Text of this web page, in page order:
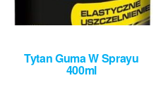
Tytan Guma W Sprayu
400ml